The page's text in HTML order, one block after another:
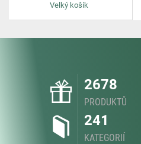
Velký košík
2678
PRODUKTŮ
241
KATEGORIÍ